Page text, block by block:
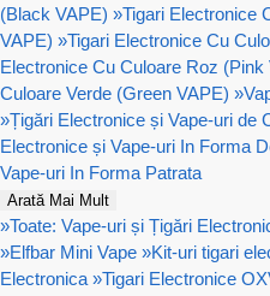
(Black VAPE) »Tigari Electronice
VAPE) »Tigari Electronice Cu
Electronice Cu Culoare Roz (Pink
Culoare Verde (Green VAPE) »
»Țigări Electronice și Vape-uri de
Electronice și Vape-uri In Forma
Vape-uri In Forma Patrata
Arată Mai Mult
»Toate: Vape-uri și Țigări
»Elfbar Mini Vape »Kit-uri tigari
Electronica »Tigari Electronice